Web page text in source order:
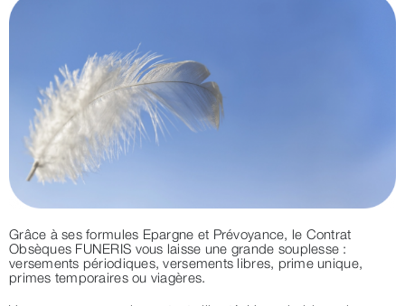
Grâce à ses formules Epargne et Prévoyance, le Contrat
Obsèques FUNERIS vous laisse une grande souplesse :
versements périodiques, versements libres, prime unique,
primes temporaires ou viagères.